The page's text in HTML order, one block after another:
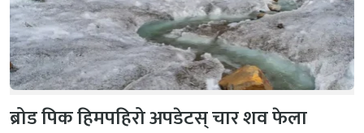
ब्रोड पिक हिमपहिरो अपडेटस् चार शव फेला